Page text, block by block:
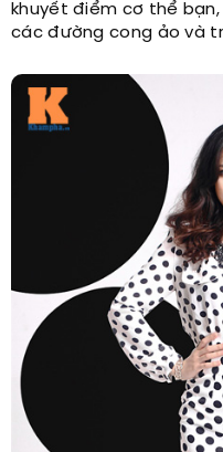
khuyết điểm cơ thể
các đường cong ảo và